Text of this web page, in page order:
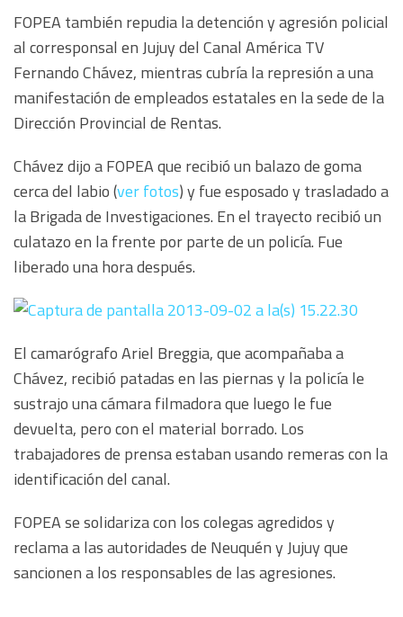
FOPEA también repudia la detención y agresión policial
al corresponsal en Jujuy del Canal América TV
Fernando Chávez, mientras cubría la represión a una
manifestación de empleados estatales en la sede de la
Dirección Provincial de Rentas.
Chávez dijo a FOPEA que recibió un balazo de goma
cerca del labio (ver fotos) y fue esposado y trasladado a
la Brigada de Investigaciones. En el trayecto recibió un
culatazo en la frente por parte de un policía. Fue
liberado una hora después.
El camarógrafo Ariel Breggia, que acompañaba a
Chávez, recibió patadas en las piernas y la policía le
sustrajo una cámara filmadora que luego le fue
devuelta, pero con el material borrado. Los
trabajadores de prensa estaban usando remeras con la
identificación del canal.
FOPEA se solidariza con los colegas agredidos y
reclama a las autoridades de Neuquén y Jujuy que
sancionen a los responsables de las agresiones.